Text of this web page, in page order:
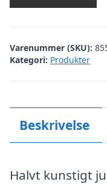
Varenummer (SKU):
Kategori: Produkter
Beskrivelse
Halvt kunstigt